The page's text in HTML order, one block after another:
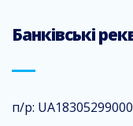
Банківські
п/р: